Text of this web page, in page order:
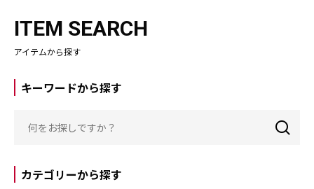
ITEM SEARCH
アイテムから探す
キーワードから探す
カテゴリーから探す